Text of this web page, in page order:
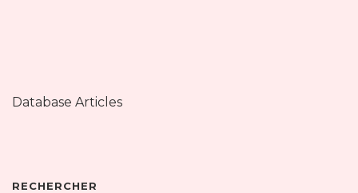
Database Articles
RECHERCHER